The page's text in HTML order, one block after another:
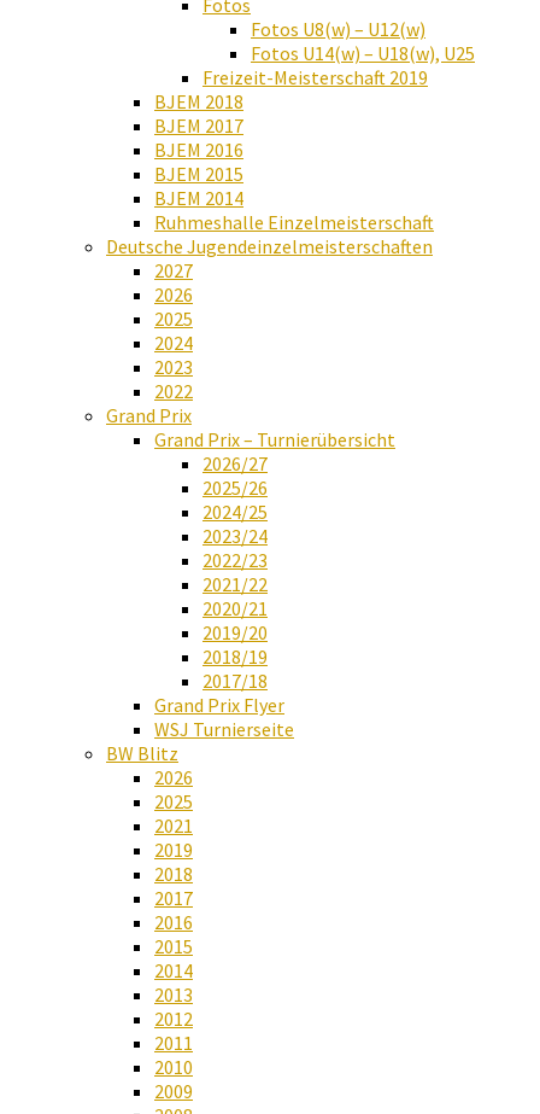
Fotos
Fotos U8(w) – U12(w)
Fotos U14(w) – U18(w), U25
Freizeit-Meisterschaft 2019
BJEM 2018
BJEM 2017
BJEM 2016
BJEM 2015
BJEM 2014
Ruhmeshalle Einzelmeisterschaft
Deutsche Jugendeinzelmeisterschaften
2027
2026
2025
2024
2023
2022
Grand Prix
Grand Prix – Turnierübersicht
2026/27
2025/26
2024/25
2023/24
2022/23
2021/22
2020/21
2019/20
2018/19
2017/18
Grand Prix Flyer
WSJ Turnierseite
BW Blitz
2026
2025
2021
2019
2018
2017
2016
2015
2014
2013
2012
2011
2010
2009